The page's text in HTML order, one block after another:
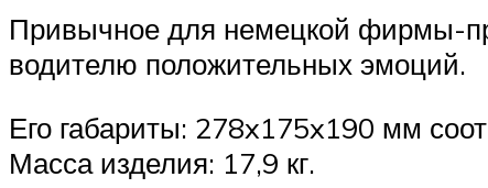
Привычное для немецкой фирмы-
водителю положительных эмоций.
Его габариты: 278x175x190 мм
Масса изделия: 17,9 кг.